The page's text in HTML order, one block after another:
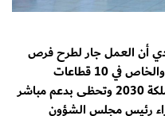
أن العمل جار لطرح فرص
تخصيص وشراكة بين القطاعين العام والخاص في 10 قطاعات
مستهدفة بالتخصيص ضمن رؤية المملكة 2030 وتحظى بدعم مباشر
رئيس مجلس الشؤون